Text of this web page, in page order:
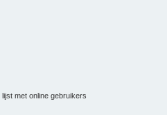
met online gebruikers